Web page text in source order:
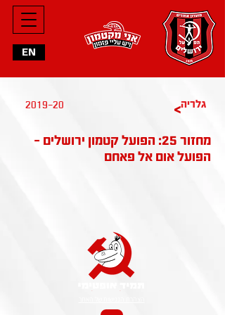
EN
2019-20 >גלריה
מחזור 25: הפועל קטמון ירושלים -
הפועל אום אל פאחם